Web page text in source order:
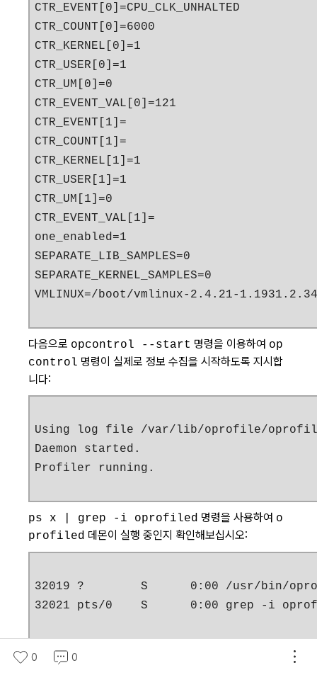
CTR_EVENT[0]=CPU_CLK_UNHALTED
CTR_COUNT[0]=6000
CTR_KERNEL[0]=1
CTR_USER[0]=1
CTR_UM[0]=0
CTR_EVENT_VAL[0]=121
CTR_EVENT[1]=
CTR_COUNT[1]=
CTR_KERNEL[1]=1
CTR_USER[1]=1
CTR_UM[1]=0
CTR_EVENT_VAL[1]=
one_enabled=1
SEPARATE_LIB_SAMPLES=0
SEPARATE_KERNEL_SAMPLES=0
VMLINUX=/boot/vmlinux-2.4.21-
다음으로 opcontrol --start 명령을 이용하여 op
control 명령이 실제로 정보 수집을 시작하도록 지시합
니다:
Using log file /var/lib/oprofile/
Daemon started.
Profiler running.
ps x | grep -i oprofiled 명령을 사용하여 o
profiled 데몬이 실행 중인지 확인해보십시오:
32019 ?        S      0:00 /usr/bin/
32021 pts/0    S      0:00 grep -i
(실제 ps 명령에 의해 출력된
0 0